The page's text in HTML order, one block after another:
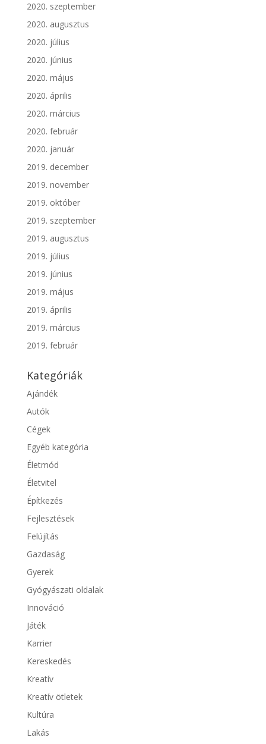
2020. szeptember
2020. augusztus
2020. július
2020. június
2020. május
2020. április
2020. március
2020. február
2020. január
2019. december
2019. november
2019. október
2019. szeptember
2019. augusztus
2019. július
2019. június
2019. május
2019. április
2019. március
2019. február
Kategóriák
Ajándék
Autók
Cégek
Egyéb kategória
Életmód
Életvitel
Építkezés
Fejlesztések
Felújítás
Gazdaság
Gyerek
Gyógyászati oldalak
Innováció
Játék
Karrier
Kereskedés
Kreatív
Kreatív ötletek
Kultúra
Lakás